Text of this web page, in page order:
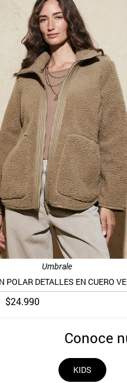
Umbrale
$24.990
Conoce
KIDS